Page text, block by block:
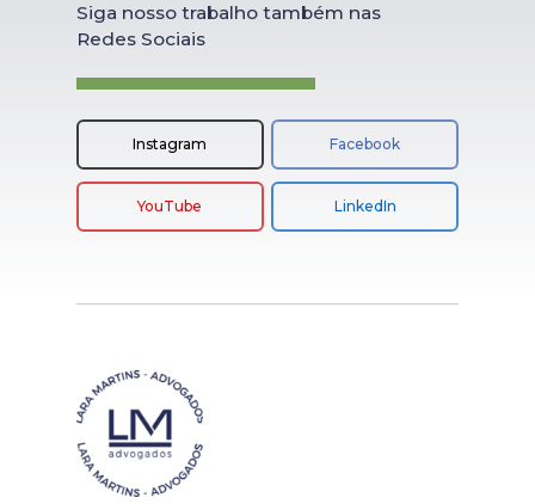
Siga nosso trabalho também nas
Redes Sociais
Instagram Facebook
YouTube LinkedIn